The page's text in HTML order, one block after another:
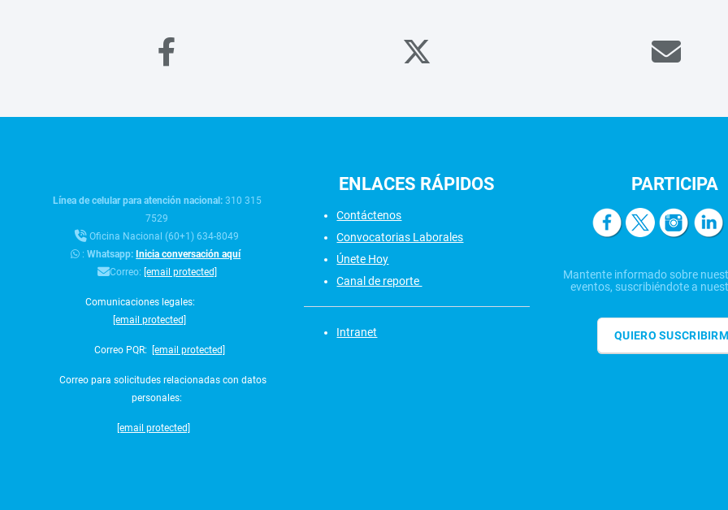
Línea de celular para atención nacional: 310 315
7529
Oficina Nacional (60+1) 634-8049
:Whatsapp: Inicia conversación aquí
Correo: [email protected]
Comunicaciones legales:
[email protected]
Correo PQR: [email protected]
Correo para solicitudes relacionadas con datos
personales:
[email protected]
ENLACES RÁPIDOS
Contáctenos
Convocatorias Laborales
Únete Hoy
Canal de reporte
Intranet
PARTICIPA
Mantente informado sobre
eventos, suscribiéndote a
QUIERO